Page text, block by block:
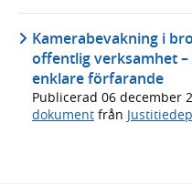
Kamerabevakning i
offentlig verksamhet
enklare förfarande
Publicerad 06 december
dokument från